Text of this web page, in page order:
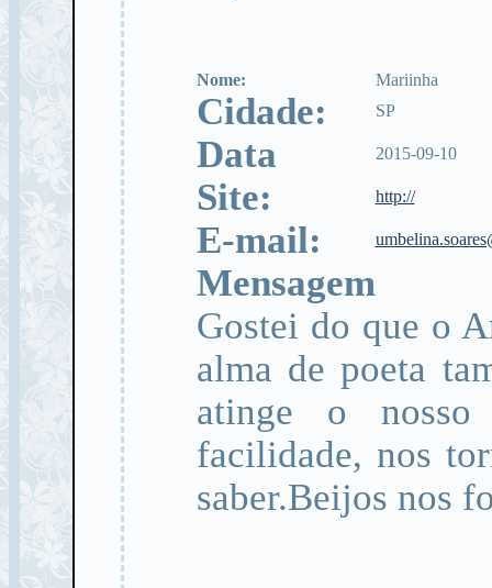
Nome: Mariinha
Cidade: SP
Data 2015-09-10
Site: http://
E-mail:
Mensagem
Gostei do que o
alma de poeta
atinge o nosso
facilidade, nos
saber.Beijos nos